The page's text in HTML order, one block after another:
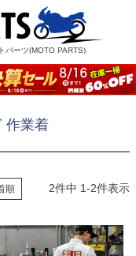
パーツ(MOTO PARTS)
作業着
順 2件中 1-2件表示